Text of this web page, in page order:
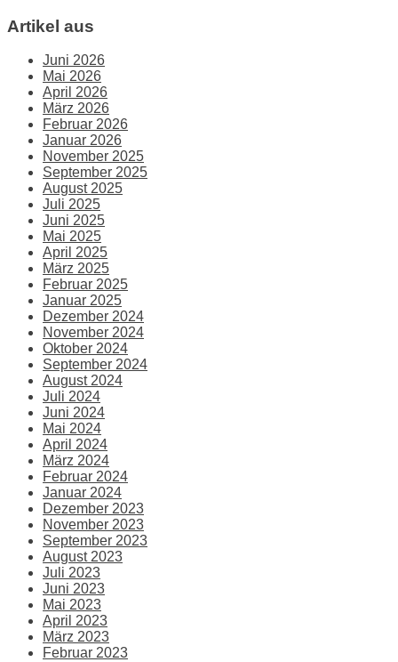
Artikel aus
Juni 2026
Mai 2026
April 2026
März 2026
Februar 2026
Januar 2026
November 2025
September 2025
August 2025
Juli 2025
Juni 2025
Mai 2025
April 2025
März 2025
Februar 2025
Januar 2025
Dezember 2024
November 2024
Oktober 2024
September 2024
August 2024
Juli 2024
Juni 2024
Mai 2024
April 2024
März 2024
Februar 2024
Januar 2024
Dezember 2023
November 2023
September 2023
August 2023
Juli 2023
Juni 2023
Mai 2023
April 2023
März 2023
Februar 2023